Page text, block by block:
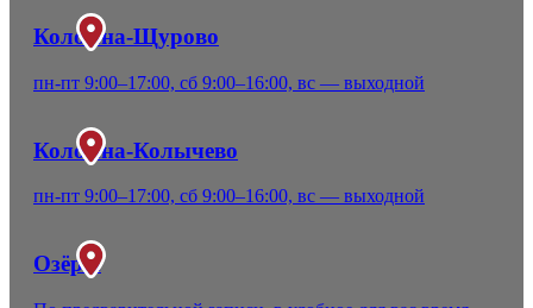
Коломна-Щурово
пн-пт 9:00–17:00, сб 9:00–16:00, вс — выходной
Коломна-Колычево
пн-пт 9:00–17:00, сб 9:00–16:00, вс — выходной
Озёры